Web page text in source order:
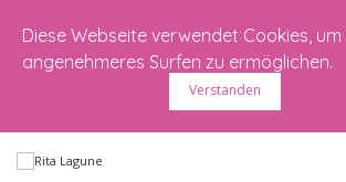
Diese Webseite verwendet Cookies, um
angenehmeres Surfen zu ermöglichen.
Verstanden